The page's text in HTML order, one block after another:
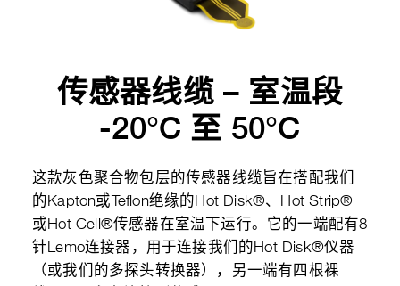
传感器线缆 – 室温段
-20°C 至 50°C
这款灰色聚合物包层的传感器线缆旨在搭配我们
的Kapton或Teflon绝缘的Hot Disk®、Hot Strip®
或Hot Cell®传感器在室温下运行。它的一端配有8
针Lemo连接器，用于连接我们的Hot Disk®仪器
（或我们的多探头转换器），另一端有四根裸